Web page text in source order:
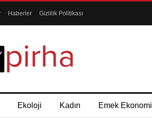
Haberler Gizlilik Politikası
Ekoloji Kadın Emek Ekonomi